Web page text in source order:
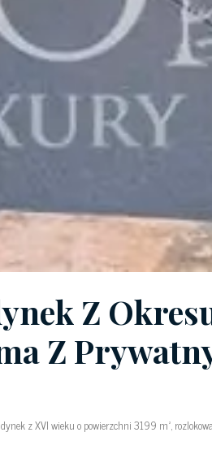
Z
Z
z XVI wieku o powierzchni 3199 m²,